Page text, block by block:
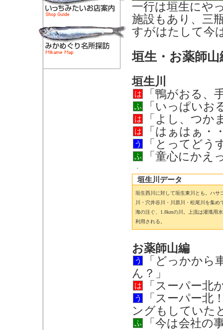
一行は垣生にや
施設もあり、三
すがはたして今
垣生・お薬師山
垣生川
は 「鴨がおる、
ふ 「いっぱいお
は 「よし、つか
は 「はぁはぁ・
う 「とってどう
ふ 「童心にかえ
垣生川データ
垣生西川に対して垣生東川とも。ハサ
川・穴井谷川・川原川・松尾川を集め
海の注ぐ、1.8kmの川。上流は灌漑用
利用される。
お薬師山編
う
「どっかか
ん？」
は 「スーパー北
う
「スーパー北
ングもしていた
ふ 「今は会社の